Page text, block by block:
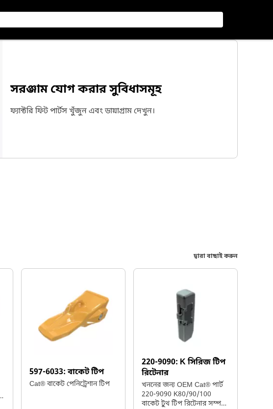
সরঞ্জাম যোগ করার সুবিধাসমূহ
ফ্যাক্টরি ফিট পার্টস খুঁজুন এবং ডায়াগ্রাম দেখুন।
দ্বারা বাছাই করুন
597-6033:বাকেট টিপ
Cat® বাকেট পেনিট্রেশান টিপ
220-9090: K সিরিজ টিপ
রিটেনার
খননের জন্য OEM Cat® পার্ট
220-9090 K80/90/100
বাকেট টুথ টিপ রিটেনার সম্পর্কে